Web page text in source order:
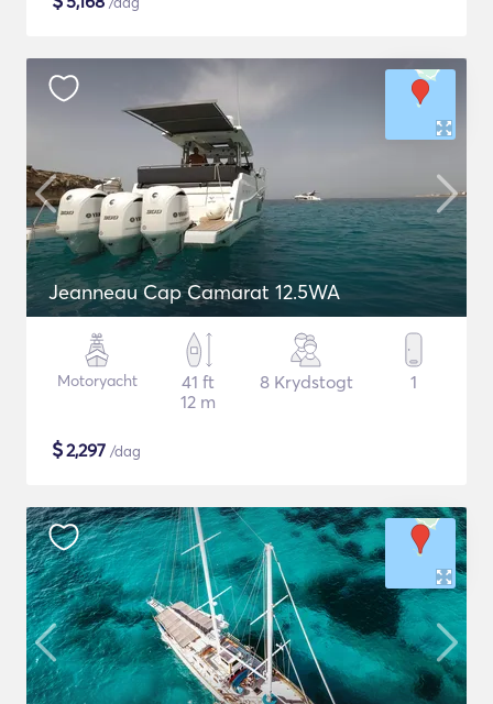
Jeanneau Cap Camarat 12.5WA
Motoryacht
41 ft
12 m
8 Krydstogt 1
$2,297 /dag